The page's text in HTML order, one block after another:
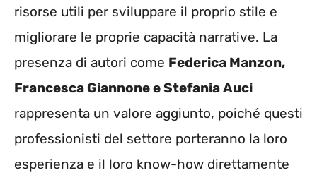
risorse utili per sviluppare il proprio stile e
migliorare le proprie capacità narrative. La
presenza di autori come Federica Manzon,
Francesca Giannone e Stefania Auci
rappresenta un valore aggiunto, poiché questi
professionisti del settore porteranno la loro
esperienza e il loro know-how direttamente